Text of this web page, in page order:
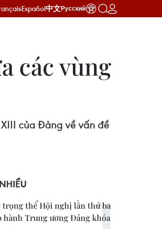
Español中文Русский
các vùng
của Đảng về vấn đề
trọng thể Hội nghị lần thứ ba
hành Trung ương Đảng khóa